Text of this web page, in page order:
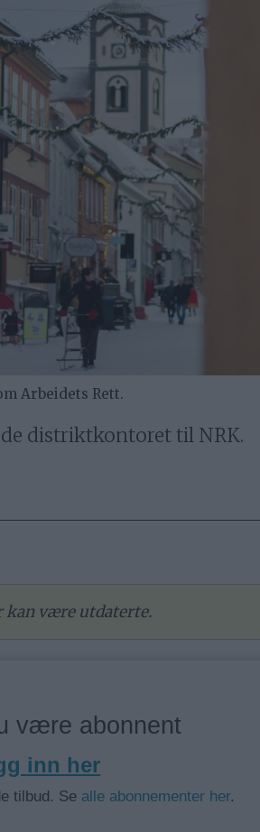
Arbeidets Rett.
distriktkontoret til NRK.
kan være utdaterte.
være abonnent
inn her
tilbud. Se alle abonnementer her.